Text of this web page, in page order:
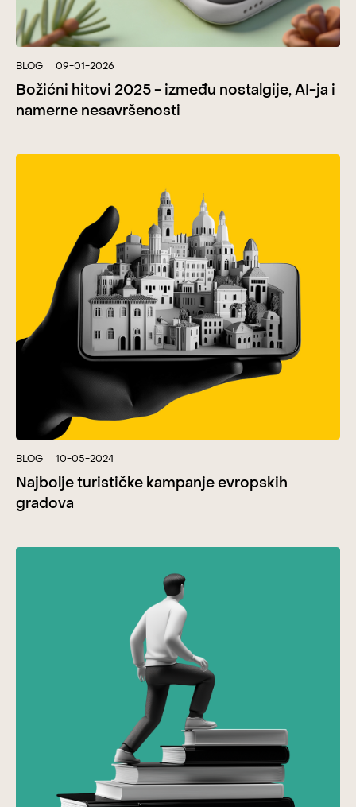
BLOG 09-01-2026
Božićni hitovi 2025 - između nostalgije, AI-ja i
namerne nesavršenosti
BLOG 10-05-2024
Najbolje turističke kampanje evropskih
gradova